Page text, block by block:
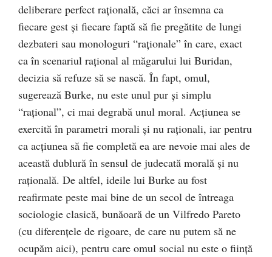
deliberare perfect raţională, căci ar însemna ca
fiecare gest şi fiecare faptă să fie pregătite de lungi
dezbateri sau monologuri “raţionale” în care, exact
ca în scenariul raţional al măgarului lui Buridan,
decizia să refuze să se nască. În fapt, omul,
sugerează Burke, nu este unul pur şi simplu
“raţional”, ci mai degrabă unul moral. Acţiunea se
exercită în parametri morali şi nu raţionali, iar pentru
ca acţiunea să fie completă ea are nevoie mai ales de
această dublură în sensul de judecată morală şi nu
raţională. De altfel, ideile lui Burke au fost
reafirmate peste mai bine de un secol de întreaga
sociologie clasică, bunăoară de un Vilfredo Pareto
(cu diferenţele de rigoare, de care nu putem să ne
ocupăm aici), pentru care omul social nu este o fiinţă